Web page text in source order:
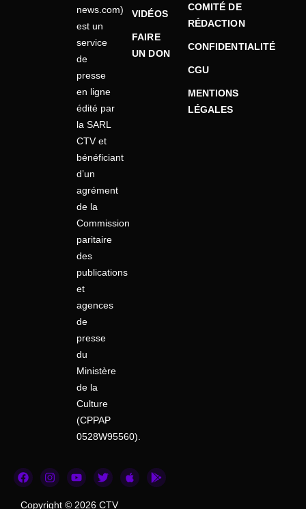
news.com)
est un
service
de
presse
en ligne
édité par
la SARL
CTV et
bénéficiant
d’un
agrément
de la
Commission
paritaire
des
publications
et
agences
de
presse
du
Ministère
de la
Culture
(CPPAP
0528W95560).
VIDÉOS
FAIRE
UN DON
COMITÉ DE
RÉDACTION
CONFIDENTIALITÉ
CGU
MENTIONS
LÉGALES
F
a
e
I
n
t
Y
o
t
T
w
t
A
p
G
o
Copyright © 2026 CTV